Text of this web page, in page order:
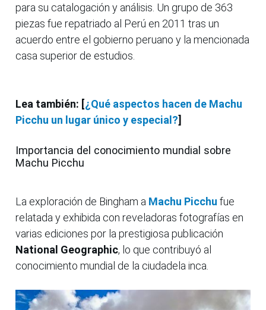
para su catalogación y análisis. Un grupo de 363
piezas fue repatriado al Perú en 2011 tras un
acuerdo entre el gobierno peruano y la mencionada
casa superior de estudios.
Lea también: [¿Qué aspectos hacen de Machu
Picchu un lugar único y especial?]
Importancia del conocimiento mundial sobre
Machu Picchu
La exploración de Bingham a Machu Picchu fue
relatada y exhibida con reveladoras fotografías en
varias ediciones por la prestigiosa publicación
National Geographic, lo que contribuyó al
conocimiento mundial de la ciudadela inca.